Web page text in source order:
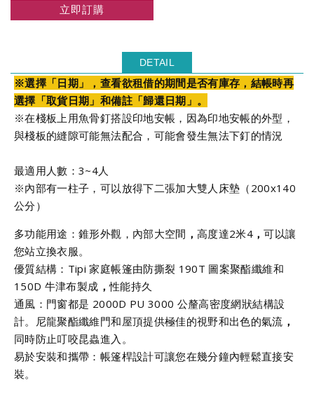
立即訂購
DETAIL
※選擇「日期」，查看欲租借的期間是否有庫存，結帳時再
選擇「取貨日期」和備註「歸還日期」。
※在棧板上用魚骨釘搭設印地安帳，因為印地安帳的外型，
與棧板的縫隙可能無法配合，可能會發生無法下釘的情況
最適用人數：3~4人
※內部有一柱子，可以放得下二張加大雙人床墊（200x140
公分）
多功能用途：錐形外觀，內部大空間 ， 高度達2米4 ，可以讓
您站立換衣服。
優質結構：Tipi 家庭帳篷由防撕裂 190T 圖案聚酯纖維和
150D 牛津布製成 ，性能持久
通風：門窗都是 2000D PU 3000 公釐高密度網狀結構設
計。尼龍聚酯纖維門和屋頂提供極佳的視野和出色的氣流 ，
同時防止叮咬昆蟲進入。
易於安裝和攜帶：帳篷桿設計可讓您在幾分鐘內輕鬆直接安
裝。